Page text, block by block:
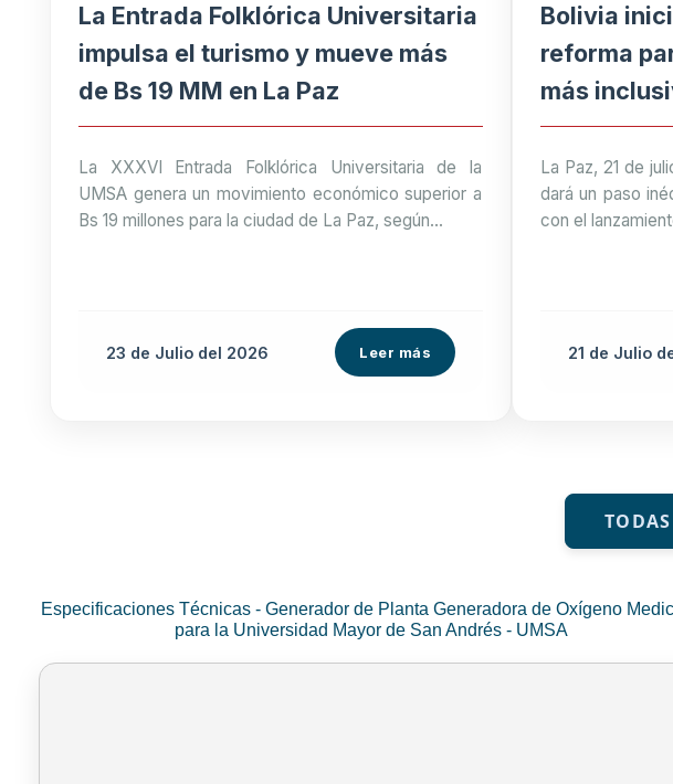
La Entrada Folklórica Universitaria
impulsa el turismo y mueve más
de Bs 19 MM en La Paz
La XXXVI Entrada Folklórica Universitaria de la
UMSA genera un movimiento económico superior a
Bs 19 millones para la ciudad de La Paz, según...
23 de Julio del 2026 Leer más
Bolivia
reforma
más
La Paz, 21 de
dará un paso
con el
21 de Julio
Especificaciones Técnicas - Generador de Planta Generadora de Oxígeno
para la Universidad Mayor de San Andrés - UMSA